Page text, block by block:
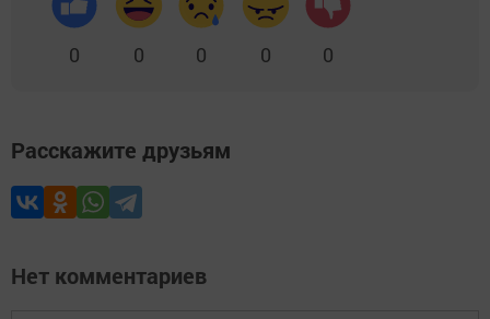
0 0 0 0 0
Расскажите друзьям
Нет комментариев